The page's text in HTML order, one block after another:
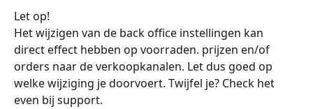
Let op!
Het wijzigen van de back office instellingen kan
direct effect hebben op voorraden. prijzen en/of
orders naar de verkoopkanalen. Let dus goed op
welke wijziging je doorvoert. Twijfel je? Check het
even bij support.